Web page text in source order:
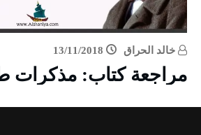
خالد الحراق 13/11/2018
مراجعة كتاب: